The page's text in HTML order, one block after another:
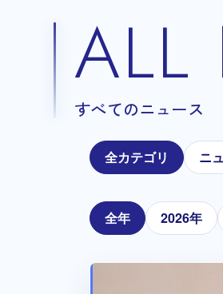
ALL
すべてのニュース
全カテゴリ ニ
全年 2026年